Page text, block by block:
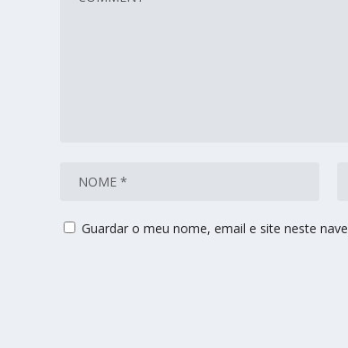
Guardar o meu nome, email e site neste